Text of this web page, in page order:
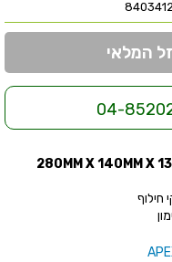
המלאי
04-
חילוף